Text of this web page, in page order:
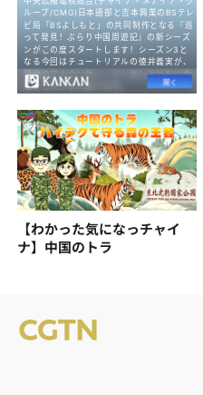
【わかった気になっチャイ
ナ】中国のトラ